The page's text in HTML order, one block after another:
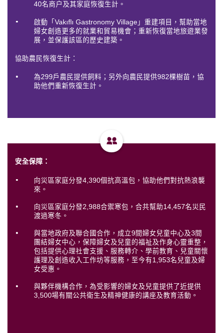
40名商户及其家庭恢復生計。
啟動「Vakıflı Gastronomy Village」重建項目，幫助當地
婦女創造更多的就業和貿易機會；重新恢復當地旅遊業發
展，並保護該區的歷史建築。
協助農民恢復生計：
為299戶農民提供飼料；另外向農民提供982棵樹苗，協
助他們重新恢復生計。
安全保障：
向災區家庭分發4,390個抗高溫包，協助他們對抗熱浪襲
來。
向災區家庭分發2,988合禦寒包，合共幫助14,457名災民
渡過寒冬。
與當地政府及聯合國合作，成立9間婦女兒童中心及3間
團結婦女中心，保障婦女及兒童的福祉及作身心靈重整，
包括提供心理社會支援、服務轉介、學前教育、兒童關懷
護理及創造收入工作坊等服務，至今有1,953名兒童及婦
女受惠。
與夥伴機構合作，為受影響的婦女及兒童提供了近提供
3,500場有關公共衛生及精神健康的講座及教育活動。